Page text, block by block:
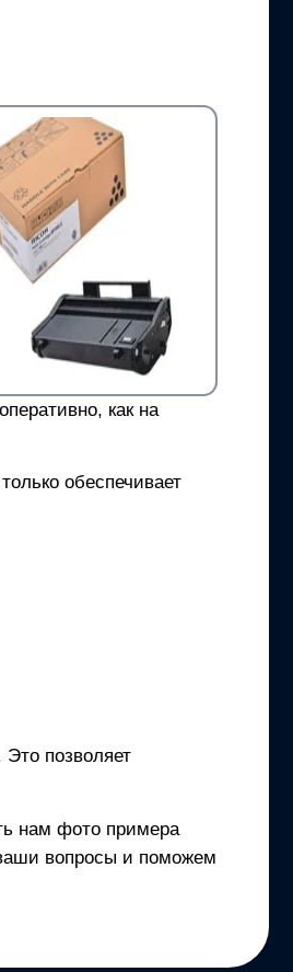
как на
обеспечивает
позволяет
нам фото примера
вопросы и поможем